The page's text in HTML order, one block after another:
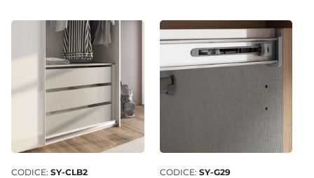
Larghezza
251 cm
Profondità
67 cm
Caratteristiche
Ante scorrevoli|Asta appendiabiti
ripiani interni
CODICE: SY-CLB2 CODICE: SY-G29